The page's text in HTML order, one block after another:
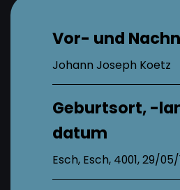
Vor- und
Johann Joseph Koetz
Geburtsort, -
datum
Esch, Esch, 4001, 29/05/